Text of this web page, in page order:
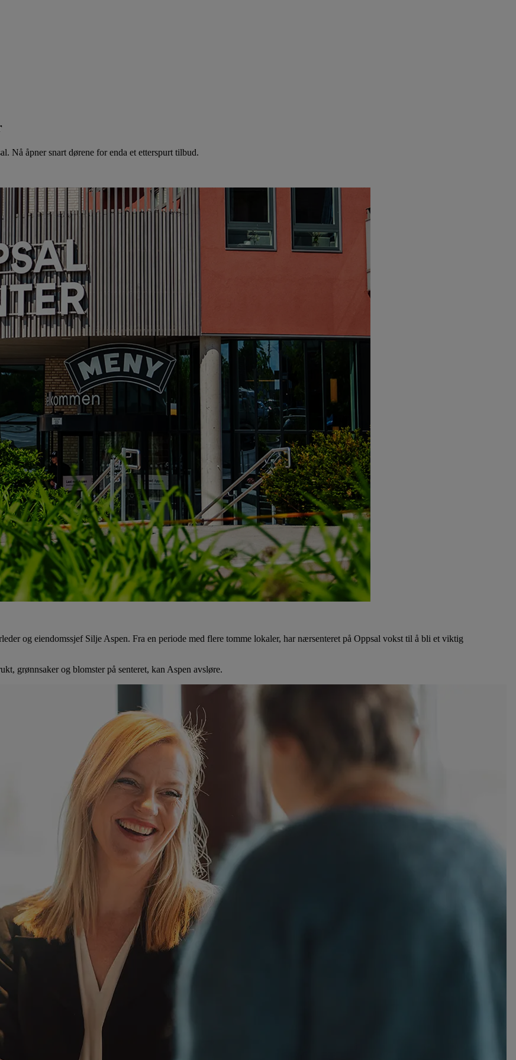
Nå åpner snart dørene for enda et etterspurt tilbud.
og eiendomssjef Silje Aspen. Fra en periode med flere tomme lokaler, har nærsenteret på Oppsal vokst til å bli et viktig
grønnsaker og blomster på senteret, kan Aspen avsløre.